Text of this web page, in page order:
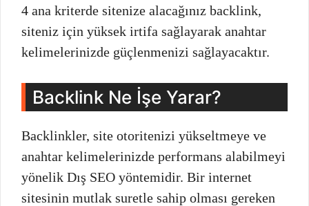
4 ana kriterde sitenize alacağınız backlink,
siteniz için yüksek irtifa sağlayarak anahtar
kelimelerinizde güçlenmenizi sağlayacaktır.
Backlink Ne İşe Yarar?
Backlinkler, site otoritenizi yükseltmeye ve
anahtar kelimelerinizde performans alabilmeyi
yönelik Dış SEO yöntemidir. Bir internet
sitesinin mutlak suretle sahip olması gereken